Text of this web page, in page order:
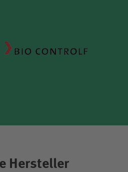
Hersteller